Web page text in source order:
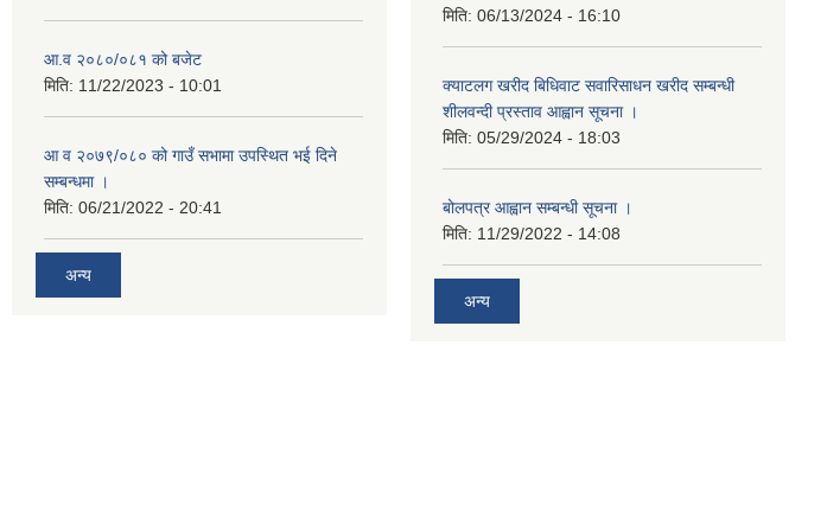
आ.व २०८०/०८१ को बजेट
मिति: 11/22/2023 - 10:01
आ व २०७९/०८० को गाउँ सभामा उपस्थित भई दिने
सम्बन्धमा ।
मिति: 06/21/2022 - 20:41
अन्य
मिति: 06/13/2024 - 16:10
क्याटलग खरीद बिधिवाट सवारिसाधन खरीद सम्बन्धी
शीलवन्दी प्रस्ताव आह्वान सूचना ।
मिति: 05/29/2024 - 18:03
बोलपत्र आह्वान सम्बन्धी सूचना ।
मिति: 11/29/2022 - 14:08
अन्य